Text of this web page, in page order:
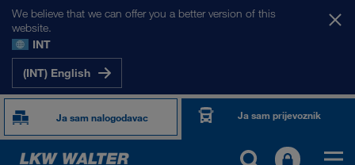
We believe that we can offer you a better version of this
website.
INT
(INT) English
Ja sam nalogodavac Ja sam prijevoznik